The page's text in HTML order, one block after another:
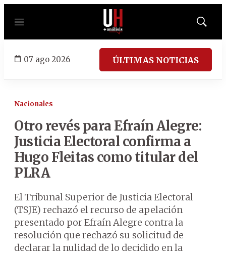
Menú
Mostrar
07 ago 2026 ÚLTIMAS NOTICIAS
Nacionales
Otro revés para Efraín Alegre:
Justicia Electoral confirma a
Hugo Fleitas como titular del
PLRA
El Tribunal Superior de Justicia Electoral
(TSJE) rechazó el recurso de apelación
presentado por Efraín Alegre contra la
resolución que rechazó su solicitud de
declarar la nulidad de lo decidido en la